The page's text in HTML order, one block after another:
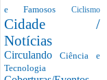
e Famosos Ciclismo
Cidade /
Notícias
CirculandoCiência e
Tecnologia